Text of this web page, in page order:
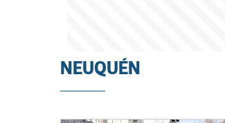
NEUQUÉN